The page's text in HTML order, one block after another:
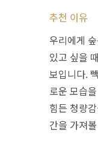
추천 이유
우리에게
있고 싶을
보입니다.
로운 모습
힘든 청량
간을 가져